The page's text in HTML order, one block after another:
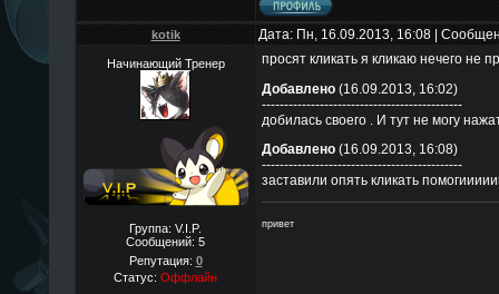
kotik Дата: Пн, 16.09.2013, 16:08 |
Начинающий Тренер
Группа: V.I.P.
Сообщений: 5
Репутация: 0
Статус: Оффлайн
просят кликать я кликаю нечего не
Добавлено(16.09.2013, 16:02)
---------------------------------------------
добилась своего . И тут не могу
Добавлено(16.09.2013, 16:08)
---------------------------------------------
заставили опять кликать
привет